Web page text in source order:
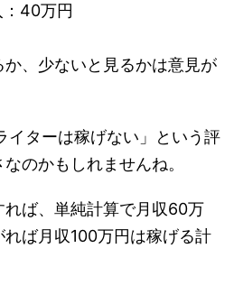
40万円
、少ないと見るかは意見が
イターは稼げない」という評
のかもしれませんね。
れば、単純計算で月収60万
ば月収100万円は稼げる計